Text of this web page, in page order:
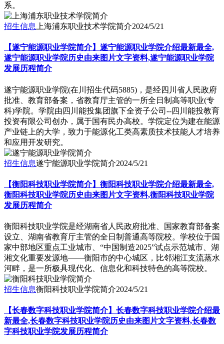
系。
招生信息 上海浦东职业技术学院简介2024/5/21
【遂宁能源职业学院简介】遂宁能源职业学院介绍最新最全,
遂宁能源职业学院历史由来图片文字资料,遂宁能源职业学院
发展历程简介
遂宁能源职业学院(在川招生代码5885)，是经四川省人民政府
批准、教育部备案，省教育厅主管的一所全日制高等职业(专
科)学院。学院由四川能投集团旗下全资子公司--四川能投教育
投资有限公司创办，属于国有民办高校。学院定位为建在能源
产业链上的大学，致力于能源化工类高素质技术技能人才培养
和应用开发研究。
招生信息遂宁能源职业学院简介2024/5/21
【衡阳科技职业学院简介】衡阳科技职业学院介绍最新最全,
衡阳科技职业学院历史由来图片文字资料,衡阳科技职业学院
发展历程简介
衡阳科技职业学院是经湖南省人民政府批准、国家教育部备案
设立、湖南省教育厅主管的全日制普通高等院校。学校位于国
家中部地区重点工业城市、“中国制造2025”试点示范城市、湖
湘文化重要发源地——衡阳市的中心城区，比邻湘江支流蒸水
河畔，是一所极具现代化、信息化和科技特色的高等院校。
招生信息衡阳科技职业学院简介2024/5/21
【长春数字科技职业学院简介】长春数字科技职业学院介绍最
新最全,长春数字科技职业学院历史由来图片文字资料,长春数
字科技职业学院发展历程简介